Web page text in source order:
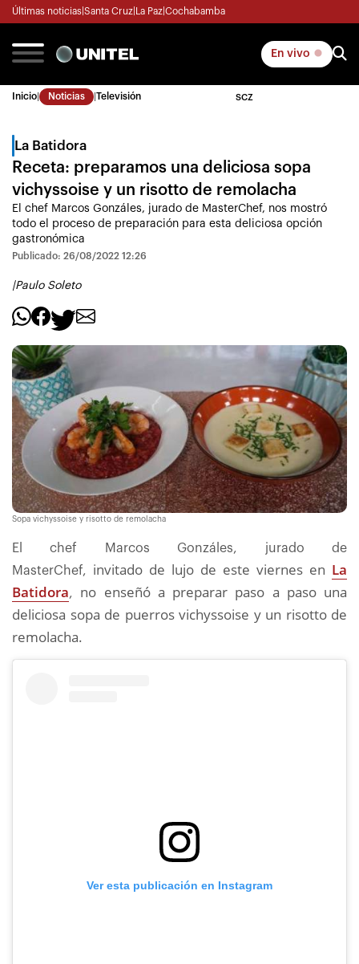
Últimas noticias Santa Cruz La Paz Cochabamba
En vivo
Inicio Noticias Televisión SCZ
La Batidora
Receta: preparamos una deliciosa sopa
vichyssoise y un risotto de remolacha
El chef Marcos Gonzáles, jurado de MasterChef, nos mostró
todo el proceso de preparación para esta deliciosa opción
gastronómica
Publicado: 26/08/2022 12:26
|Paulo Soleto
Sopa vichyssoise y risotto de remolacha
El chef Marcos Gonzáles, jurado de
MasterChef, invitado de lujo de este viernes en La
Batidora,
no enseñó a preparar paso a paso una
deliciosa sopa de puerros vichyssoise y un risotto de
remolacha.
Ver esta publicación en Instagram